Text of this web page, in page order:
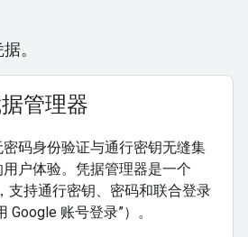
。
管理器
码身份验证与通行密钥无缝集
户体验。凭据管理器是一个
支持通行密钥、密码和联合登录
Google 账号登录”）。